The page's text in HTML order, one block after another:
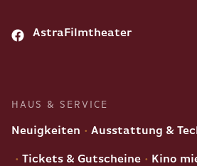
AstraFilmtheater
HAUS & SERVICE
Neuigkeiten Ausstattung &
Tickets & Gutscheine Kino